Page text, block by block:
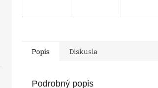
Popis Diskusia
Podrobný popis